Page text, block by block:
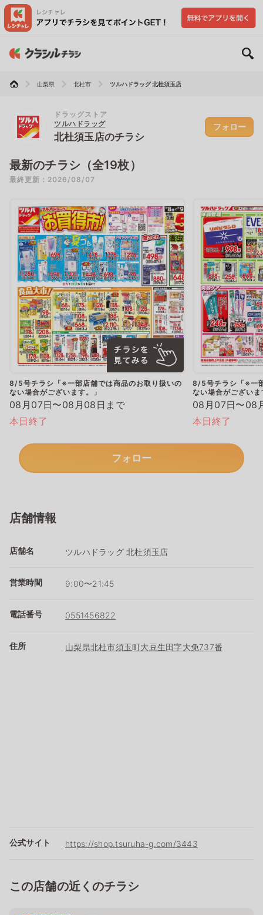
山梨県 北杜市 ツルハドラッグ 北杜須玉店
ドラッグストア
ツルハドラッグ
北杜須玉店のチラシ
フォロー
最新のチラシ（全19枚）
最終更新：2026/08/07
8/5号チラシ「※一部店舗では商品のお取り扱いの
ない場合がございます。」
08月07日〜08月08日まで
本日終了
8/5号チラシ「※一
ない場合がございま
08月07日〜08
本日終了
フォロー
店舗情報
店舗名 ツルハドラッグ 北杜須玉店
営業時間 9:00〜21:45
電話番号 0551456822
住所 山梨県北杜市須玉町大豆生田字大免737番
公式サイト https://shop.tsuruha-g.com/3443
この店舗の近くのチラシ